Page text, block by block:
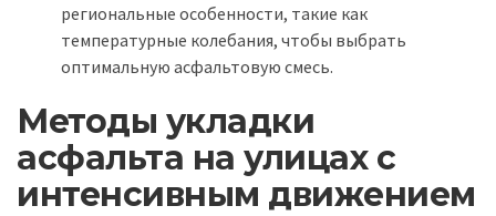
региональные особенности, такие как
температурные колебания, чтобы выбрать
оптимальную асфальтовую смесь.
Методы укладки
асфальта на улицах с
интенсивным движением